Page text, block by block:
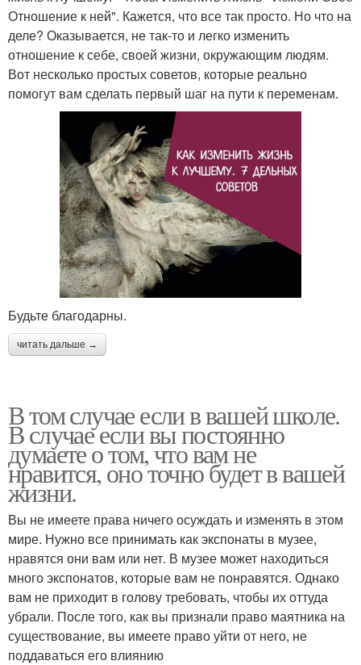
Отношение к ней". Кажется, что все так просто. Но что на
деле? Оказывается, не так-то и легко изменить
отношение к себе, своей жизни, окружающим людям.
Вот несколько простых советов, которые реально
помогут вам сделать первый шаг на пути к переменам.
Будьте благодарны.
читать дальше →
В том случае если в вашей школе.
В случае если вы постоянно
думаете о том, что вам не
нравится, оно точно будет в вашей
жизни.
Вы не имеете права ничего осуждать и изменять в этом
мире. Нужно все принимать как экспонаты в музее,
нравятся они вам или нет. В музее может находиться
много экспонатов, которые вам не понравятся. Однако
вам не приходит в голову требовать, чтобы их оттуда
убрали. После того, как вы признали право маятника на
существование, вы имеете право уйти от него, не
поддаваться его влиянию